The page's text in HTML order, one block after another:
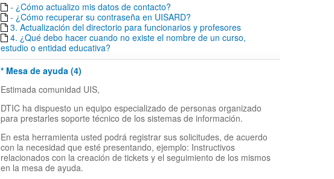
- ¿Cómo actualizo mis datos de contacto?
- ¿Cómo recuperar su contraseña en UISARD?
3. Actualización del directorio para funcionarios y profesores
4. ¿Qué debo hacer cuando no existe el nombre de un curso,
estudio o entidad educativa?
* Mesa de ayuda (4)
Estimada comunidad UIS,
DTIC ha dispuesto un equipo especializado de personas organizado
para prestarles soporte técnico de los sistemas de información.
En esta herramienta usted podrá registrar sus solicitudes, de acuerdo
con la necesidad que esté presentando, ejemplo: Instructivos
relacionados con la creación de tickets y el seguimiento de los mismos
en la mesa de ayuda.